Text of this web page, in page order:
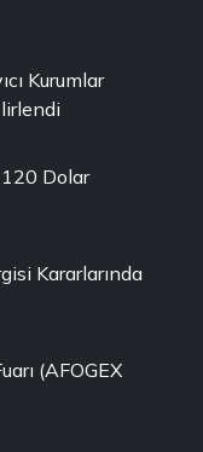
Kurumlar
Dolar
Kararlarında
(AFOGEX